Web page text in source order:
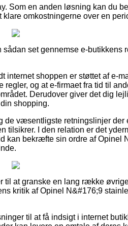
Som en anden løsning kan du
omkostningerne over en
set gennemse e-butikkens
internet shoppen er støttet af e-
og at e-firmaet fra tid til
Derudover giver det dig
shopping.
de væsentligste retningslinjer
tilsikrer. I den relation er det
kan bekræfte sin ordre af Opinel
at granske en lang række
kritik af Opinel N&#176;9
til at få indsigt i internet